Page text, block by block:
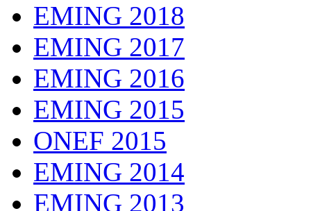
EMING 2018
EMING 2017
EMING 2016
EMING 2015
ONEF 2015
EMING 2014
EMING 2013